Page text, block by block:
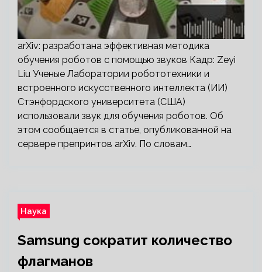
arXiv: разработана эффективная методика
обучения роботов с помощью звуков Кадр: Zeyi
Liu Ученые Лаборатории робототехники и
встроенного искусственного интеллекта (ИИ)
Стэнфордского университета (США)
использовали звук для обучения роботов. Об
этом сообщается в статье, опубликованной на
сервере препринтов arXiv. По словам…
Наука
Samsung сократит количество
флагманов